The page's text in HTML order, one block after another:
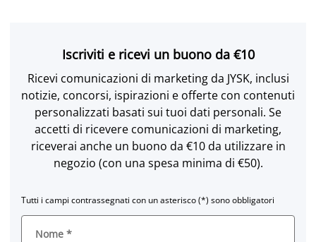
Iscriviti e ricevi un buono da €10
Ricevi comunicazioni di marketing da JYSK, inclusi
notizie, concorsi, ispirazioni e offerte con contenuti
personalizzati basati sui tuoi dati personali. Se
accetti di ricevere comunicazioni di marketing,
riceverai anche un buono da €10 da utilizzare in
negozio (con una spesa minima di €50).
Tutti i campi contrassegnati con un asterisco (*) sono obbligatori
Nome *